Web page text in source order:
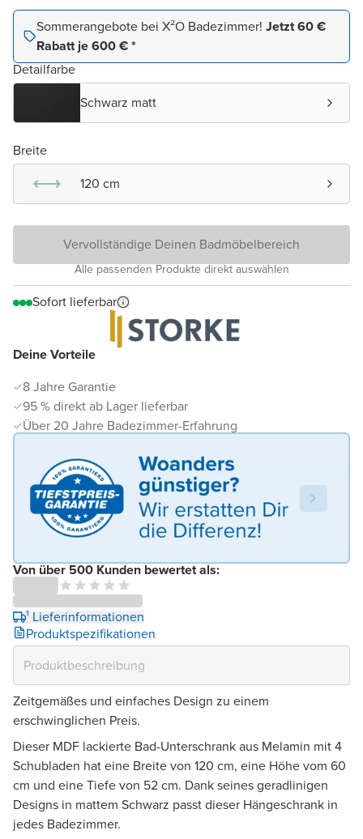
Deine Vorteile
8 Jahre Garantie
95 % direkt ab Lager lieferbar
Über 20 Jahre Badezimmer-Erfahrung
Von über 500 Kunden bewertet als:
¹ Lieferinformationen
Produktspezifikationen
Sommerangebote bei X²O Badezimmer! Jetzt 60 €
Rabatt je 600 € *
Detailfarbe
Schwarz matt
Breite
120 cm
Vervollständige Deinen Badmöbelbereich
Alle passenden Produkte direkt auswählen
Sofort lieferbar
Zeitgemäßes und einfaches Design zu einem
erschwinglichen Preis.
Dieser MDF lackierte Bad-Unterschrank aus Melamin mit 4
Schubladen hat eine Breite von 120 cm, eine Höhe vom 60
cm und eine Tiefe von 52 cm. Dank seines geradlinigen
Designs in mattem Schwarz passt dieser Hängeschrank in
jedes Badezimmer.